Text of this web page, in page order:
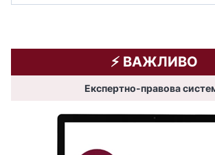
⚡️ ВАЖЛИВО
Експертно-правова